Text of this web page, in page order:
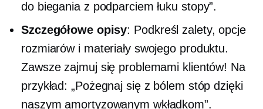
do biegania z podparciem łuku stopy”.
Szczegółowe opisy: Podkreśl zalety, opcje
rozmiarów i materiały swojego produktu.
Zawsze zajmuj się problemami klientów! Na
przykład: „Pożegnaj się z bólem stóp dzięki
naszym amortyzowanym wkładkom”.